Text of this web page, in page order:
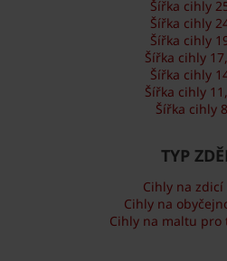
Šířka cihly
Šířka cihly
Šířka cihly
Šířka cihly
Šířka cihly
Šířka cihly
Šířka cihly
TYP
Cihly na
Cihly na
Cihly na maltu pro